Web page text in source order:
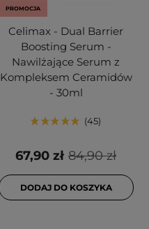
PROMOCJA
Celimax - Dual Barrier
Boosting Serum -
Nawilżające Serum z
Kompleksem Ceramidów
- 30ml
45
84,90 zł
67,90 zł
DODAJ DO KOSZYKA